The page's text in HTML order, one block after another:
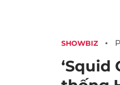
SHOWBIZ
‘Squid